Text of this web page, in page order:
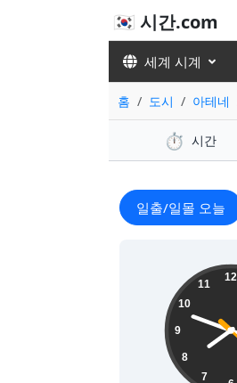
🇰🇷 시간.com
세계 시계
홈 도시 아테네
⏱️ 시간
일출/일몰 오늘
07:48:24 12
7
8
9
10
11